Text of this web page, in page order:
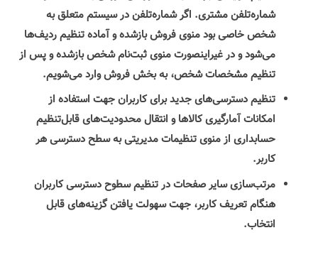
شماره‌تلفن مشتری. اگر شماره‌تلفن در سیستم متعلق به‌
شخص خاصی بود منوی فروش بازشده و آماده تنظیم ردیف‌ها
می‌شود و در غیراینصورت منوی ثبت‌نام شخص بازشده و پس از
تنظیم مشخصات شخص، به بخش فروش وارد می‌شویم.
تنظیم دسترسی‌های جدید برای کاربران جهت استفاده از
امکانات آمارگیری کالاها و انتقال محدودیت‌های قابل‌تنظیم
حسابداری از منوی تنظیمات مدیریتی به سطح دسترسی هر
کاربر.
مرتب‌سازی سایر صفحات در تنظیم سطوح دسترسی کاربران
هنگام تعریف کاربر، جهت سهولت یافتن گزینه‌های قابل
انتخاب.